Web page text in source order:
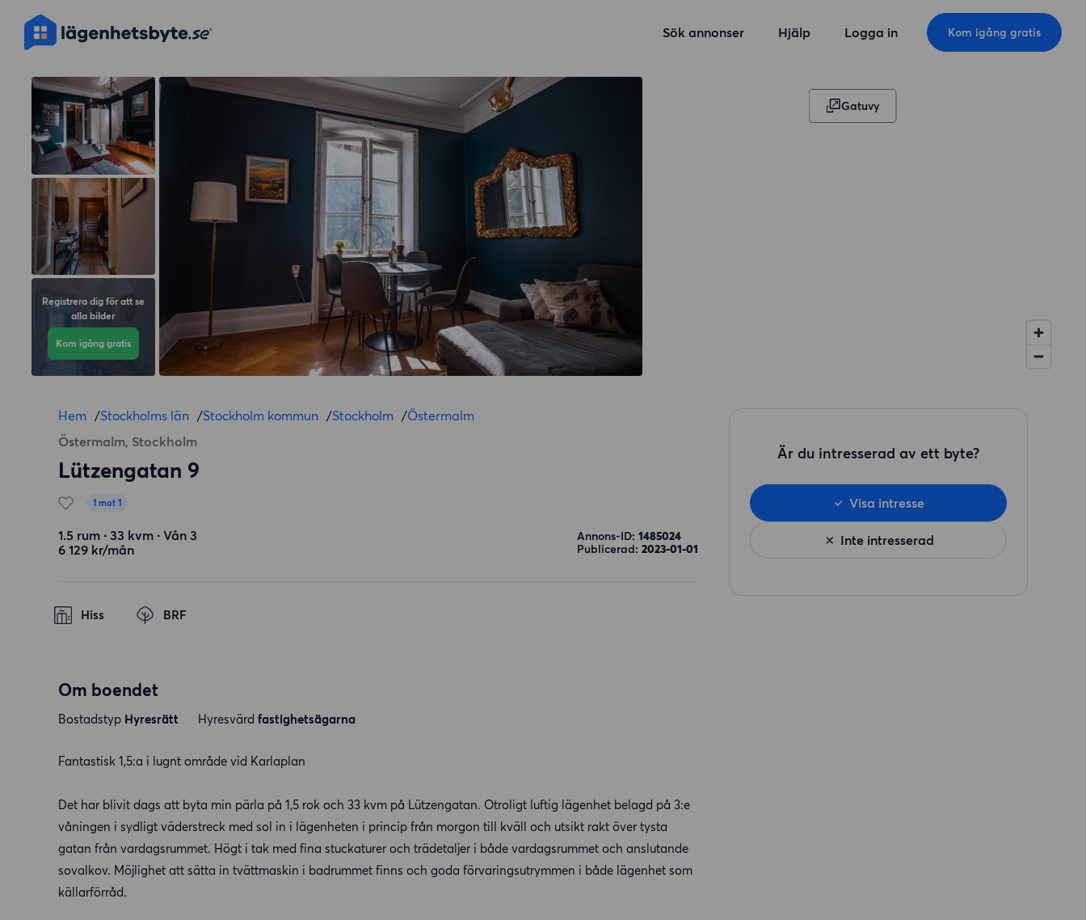
Sök annonser Hjälp Logga in Kom igång gratis
Registrera dig för att se
alla bilder
Kom igång gratis
Gatuvy
Hem /Stockholms län /Stockholm kommun /Stockholm /Östermalm
Östermalm, Stockholm
Lützengatan 9
1 mot 1
1.5 rum ∙ 33 kvm ∙ Vån 3
6 129 kr/mån
Annons-ID: 1485024
Publicerad: 2023-01-01
Hiss BRF
Om boendet
Bostadstyp Hyresrätt Hyresvärd fastighetsägarna
Fantastisk 1,5:a i lugnt område vid Karlaplan
Det har blivit dags att byta min pärla på 1,5 rok och 33 kvm på Lützengatan. Otroligt luftig lägenhet belagd på 3:e
våningen i sydligt väderstreck med sol in i lägenheten i princip från morgon till kväll och utsikt rakt över tysta
gatan från vardagsrummet. Högt i tak med fina stuckaturer och trädetaljer i både vardagsrummet och anslutande
sovalkov. Möjlighet att sätta in tvättmaskin i badrummet finns och goda förvaringsutrymmen i både lägenhet som
källarförråd.
Är du intresserad av ett byte?
Inte intresserad
Visa intresse